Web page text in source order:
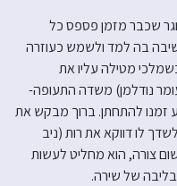
שכבר מזמן פספס כל
בה למד ולשמש כעוזרה
מטילה עליו את
נודלמן) משדה התעופה-
זמנו להתחתן. ברוך מבקש את
לו דווקא את רות (ניב
צורה, הוא מחליט לעשות
של שירה.